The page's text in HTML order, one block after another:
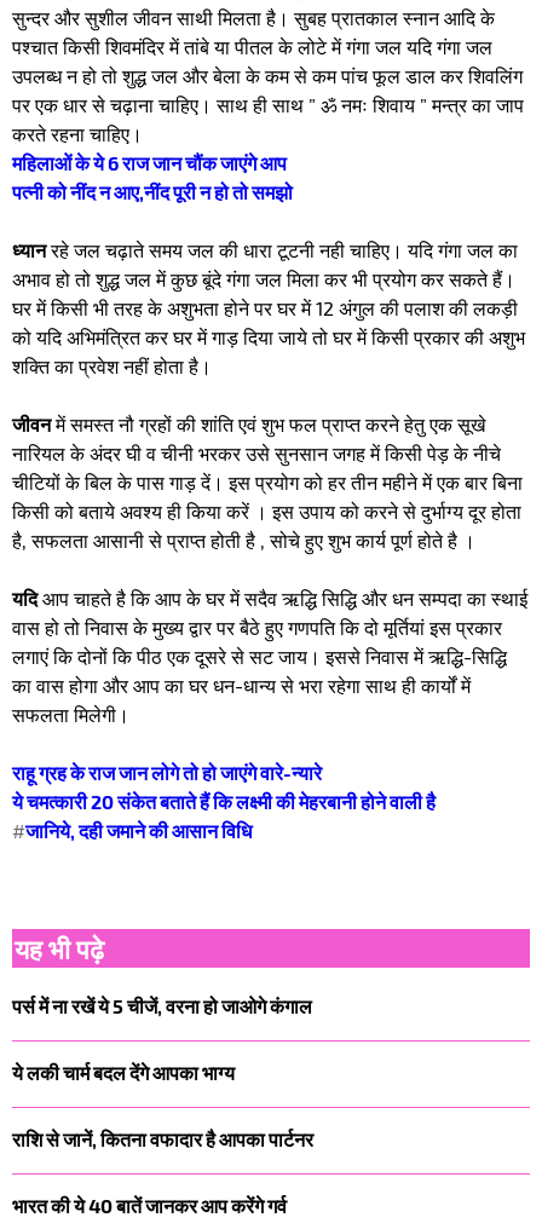
सुन्दर और सुशील जीवन साथी मिलता है। सुबह प्रातकाल स्नान आदि के
पश्चात किसी शिवमंदिर में तांबे या पीतल के लोटे में गंगा जल यदि गंगा जल
उपलब्ध न हो तो शुद्ध जल और बेला के कम से कम पांच फूल डाल कर शिवलिंग
पर एक धार से चढ़ाना चाहिए। साथ ही साथ ” ॐ नमः शिवाय ” मन्त्र का जाप
करते रहना चाहिए।
महिलाओं के ये 6 राज जान चौंक जाएंगे आप
पत्नी को नींद न आए,नींद पूरी न हो तो समझो
ध्यानरहे जल चढ़ाते समय जल की धारा टूटनी नही चाहिए। यदि गंगा जल का
अभाव हो तो शुद्ध जल में कुछ बूंदे गंगा जल मिला कर भी प्रयोग कर सकते हैं।
घर में किसी भी तरह के अशुभता होने पर घर में 12 अंगुल की पलाश की लकड़ी
को यदि अभिमंत्रित कर घर में गाड़ दिया जाये तो घर में किसी प्रकार की अशुभ
शक्ति का प्रवेश नहीं होता है।
जीवनमें समस्त नौ ग्रहों की शांति एवं शुभ फल प्राप्त करने हेतु एक सूखे
नारियल के अंदर घी व चीनी भरकर उसे सुनसान जगह में किसी पेड़ के नीचे
चीटियों के बिल के पास गाड़ दें। इस प्रयोग को हर तीन महीने में एक बार बिना
किसी को बताये अवश्य ही किया करें । इस उपाय को करने से दुर्भाग्य दूर होता
है, सफलता आसानी से प्राप्त होती है , सोचे हुए शुभ कार्य पूर्ण होते है ।
यदिआप चाहते है कि आप के घर में सदैव ऋद्धि सिद्धि और धन सम्पदा का स्थाई
वास हो तो निवास के मुख्य द्वार पर बैठे हुए गणपति कि दो मूर्तियां इस प्रकार
लगाएं कि दोनों कि पीठ एक दूसरे से सट जाय। इससे निवास में ऋद्धि-सिद्धि
का वास होगा और आप का घर धन-धान्य से भरा रहेगा साथ ही कार्यों में
सफलता मिलेगी।
राहू ग्रह के राज जान लोगे तो हो जाएंगे वारे-न्‍यारे
ये चमत्‍कारी 20 संकेत बताते हैं कि लक्ष्मी की मेहरबानी होने वाली है
#जानिये, दही जमाने की आसान विधि
यह भी पढ़े
पर्स में ना रखें ये 5 चीजें, वरना हो जाओगे कंगाल
ये लकी चार्म बदल देंगे आपका भाग्य
राशि से जानें, कितना वफादार है आपका पार्टनर
भारत की ये 40 बातें जानकर आप करेंगे गर्व